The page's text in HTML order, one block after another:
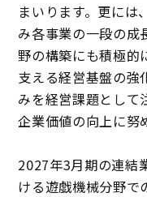
まいります。更には
み各事業の一段の成
野の構築にも積極的
支える経営基盤の強
みを経営課題として
企業価値の向上に努
2027年3月期の連結
ける遊戯機械分野で